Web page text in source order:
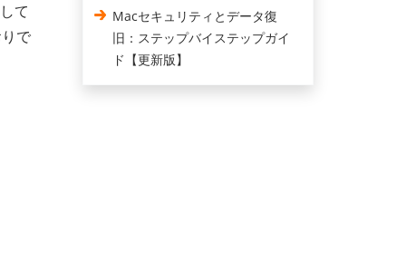
て
で
Macセキュリティとデータ復
旧：ステップバイステップガイ
ド【更新版】